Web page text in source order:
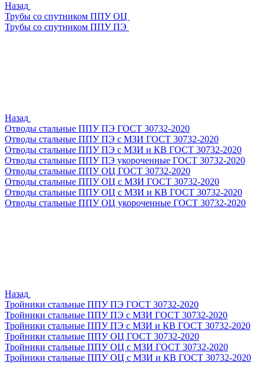
Назад
Трубы со спутником ППУ ОЦ
Трубы со спутником ППУ ПЭ
Назад
Отводы стальные ППУ ПЭ ГОСТ 30732-2020
Отводы стальные ППУ ПЭ с МЗИ ГОСТ 30732-2020
Отводы стальные ППУ ПЭ с МЗИ и КВ ГОСТ 30732-2020
Отводы стальные ППУ ПЭ укороченные ГОСТ 30732-2020
Отводы стальные ППУ ОЦ ГОСТ 30732-2020
Отводы стальные ППУ ОЦ с МЗИ ГОСТ 30732-2020
Отводы стальные ППУ ОЦ с МЗИ и КВ ГОСТ 30732-2020
Отводы стальные ППУ ОЦ укороченные ГОСТ 30732-2020
Назад
Тройники стальные ППУ ПЭ ГОСТ 30732-2020
Тройники стальные ППУ ПЭ с МЗИ ГОСТ 30732-2020
Тройники стальные ППУ ПЭ с МЗИ и КВ ГОСТ 30732-2020
Тройники стальные ППУ ОЦ ГОСТ 30732-2020
Тройники стальные ППУ ОЦ с МЗИ ГОСТ 30732-2020
Тройники стальные ППУ ОЦ с МЗИ и КВ ГОСТ 30732-2020